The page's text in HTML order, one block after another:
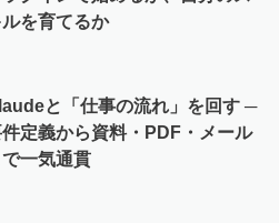
を育てるか
と「仕事の流れ」を回す ─
定義から資料・PDF・メール
で一気通貫